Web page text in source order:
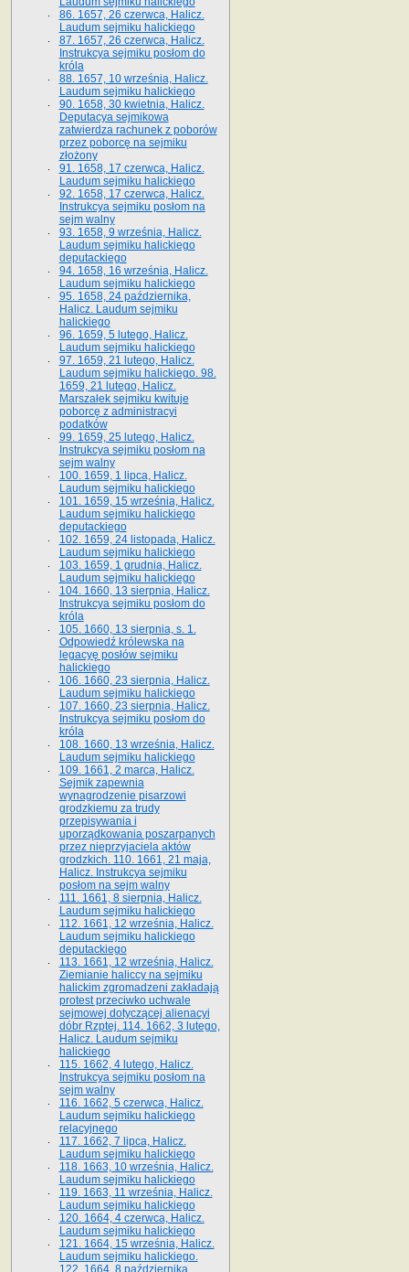
86. 1657, 26 czerwca, Halicz.
Laudum sejmiku halickiego
87. 1657, 26 czerwca, Halicz.
Instrukcya sejmiku posłom do
króla
88. 1657, 10 września, Halicz.
Laudum sejmiku halickiego
90. 1658, 30 kwietnia, Halicz.
Deputacya sejmikowa
zatwierdza rachunek z poborów
przez poborcę na sejmiku
złożony
91. 1658, 17 czerwca, Halicz.
Laudum sejmiku halickiego
92. 1658, 17 czerwca, Halicz.
Instrukcya sejmiku posłom na
sejm walny
93. 1658, 9 września, Halicz.
Laudum sejmiku halickiego
deputackiego
94. 1658, 16 września, Halicz.
Laudum sejmiku halickiego
95. 1658, 24 października,
Halicz. Laudum sejmiku
halickiego
96. 1659, 5 lutego, Halicz.
Laudum sejmiku halickiego
97. 1659, 21 lutego, Halicz.
Laudum sejmiku halickiego. 98.
1659, 21 lutego, Halicz.
Marszałek sejmiku kwituje
poborcę z administracyi
podatków
99. 1659, 25 lutego, Halicz.
Instrukcya sejmiku posłom na
sejm walny
100. 1659, 1 lipca, Halicz.
Laudum sejmiku halickiego
101. 1659, 15 września, Halicz.
Laudum sejmiku halickiego
deputackiego
102. 1659, 24 listopada, Halicz.
Laudum sejmiku halickiego
103. 1659, 1 grudnia, Halicz.
Laudum sejmiku halickiego
104. 1660, 13 sierpnia, Halicz.
Instrukcya sejmiku posłom do
króla
105. 1660, 13 sierpnia, s. 1.
Odpowiedź królewska na
legacyę posłów sejmiku
halickiego
106. 1660, 23 sierpnia, Halicz.
Laudum sejmiku halickiego
107. 1660, 23 sierpnia, Halicz.
Instrukcya sejmiku posłom do
króla
108. 1660, 13 września, Halicz.
Laudum sejmiku halickiego
109. 1661, 2 marca, Halicz.
Sejmik zapewnia
wynagrodzenie pisarzowi
grodzkiemu za trudy
przepisywania i
uporządkowania poszarpanych
przez nieprzyjaciela aktów
grodzkich. 110. 1661, 21 maja,
Halicz. Instrukcya sejmiku
posłom na sejm walny
111. 1661, 8 sierpnia, Halicz.
Laudum sejmiku halickiego
112. 1661, 12 września, Halicz.
Laudum sejmiku halickiego
deputackiego
113. 1661, 12 września, Halicz.
Ziemianie haliccy na sejmiku
halickim zgromadzeni zakładają
protest przeciwko uchwale
sejmowej dotyczącej alienacyi
dóbr Rzptej. 114. 1662, 3 lutego,
Halicz. Laudum sejmiku
halickiego
115. 1662, 4 lutego, Halicz.
Instrukcya sejmiku posłom na
sejm walny
116. 1662, 5 czerwca, Halicz.
Laudum sejmiku halickiego
relacyjnego
117. 1662, 7 lipca, Halicz.
Laudum sejmiku halickiego
118. 1663, 10 września, Halicz.
Laudum sejmiku halickiego
119. 1663, 11 września, Halicz.
Laudum sejmiku halickiego
120. 1664, 4 czerwca, Halicz.
Laudum sejmiku halickiego
121. 1664, 15 września, Halicz.
Laudum sejmiku halickiego.
122. 1664, 8 października,